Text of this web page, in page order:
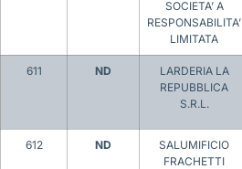
SOCIETA’ A
RESPONSABILITA’
LIMITATA
611 ND
LARDERIA LA
REPUBBLICA
S.R.L.
612 ND
SALUMIFICIO
FRACHETTI